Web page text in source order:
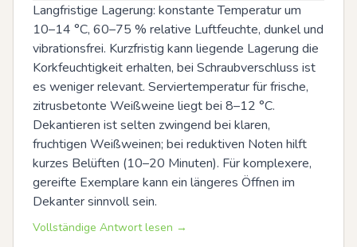
Langfristige Lagerung: konstante Temperatur um
10–14 °C, 60–75 % relative Luftfeuchte, dunkel und
vibrationsfrei. Kurzfristig kann liegende Lagerung die
Korkfeuchtigkeit erhalten, bei Schraubverschluss ist
es weniger relevant. Serviertemperatur für frische,
zitrusbetonte Weißweine liegt bei 8–12 °C.
Dekantieren ist selten zwingend bei klaren,
fruchtigen Weißweinen; bei reduktiven Noten hilft
kurzes Belüften (10–20 Minuten). Für komplexere,
gereifte Exemplare kann ein längeres Öffnen im
Dekanter sinnvoll sein.
Vollständige Antwort lesen →